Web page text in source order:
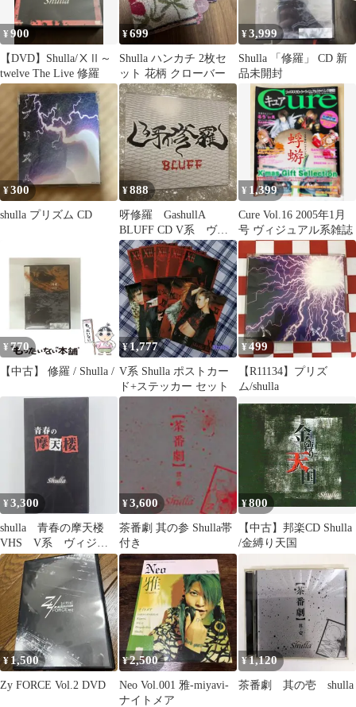
¥900
【DVD】Shulla/ⅩⅡ～
twelve The Live 修羅
¥699
Shulla ハンカチ 2枚セ
ット 花柄 クローバー
¥3,999
Shulla 「修羅」 CD 新
品未開封
¥300
shulla プリズム CD
¥888
呀修羅 GashullA
BLUFF CD V系 ヴィ
ジュアル系 ビジュア
ル系
¥ 1,399
Cure Vol.16 2005年1月
号 ヴィジュアル系雑誌
¥ 770
【中古】 修羅 / Shulla /
¥1,777
V系 Shulla ポストカー
ド+ステッカー セット
¥499
【R11134】プリズ
ム/shulla
¥3,300
shulla 青春の摩天楼
VHS V系 ヴィジュ
アル系
¥3,600
茶番劇 其の参 Shulla帯
付き
¥800
【中古】邦楽CD Shulla
/金縛り天国
¥ 1,500
Zy FORCE Vol.2 DVD
¥2,500
Neo Vol.001 雅-miyavi-
ナイトメア
¥1,120
茶番劇 其の壱 shulla